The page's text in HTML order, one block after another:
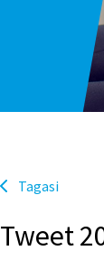
Tagasi
Tweet